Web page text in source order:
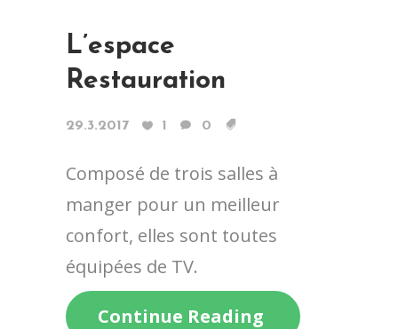
L’espace
Restauration
29.3.2017 1 0
Composé de trois salles à
manger pour un meilleur
confort, elles sont toutes
équipées de TV.
Continue Reading